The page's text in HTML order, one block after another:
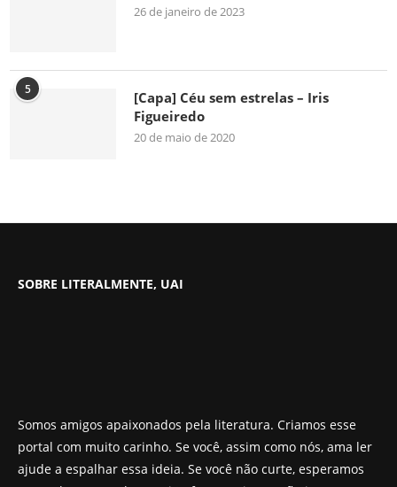
26 de janeiro de 2023
5
[Capa] Céu sem estrelas – Iris
Figueiredo
20 de maio de 2020
SOBRE LITERALMENTE, UAI
Somos amigos apaixonados pela literatura. Criamos esse
portal com muito carinho. Se você, assim como nós, ama ler
ajude a espalhar essa ideia. Se você não curte, esperamos